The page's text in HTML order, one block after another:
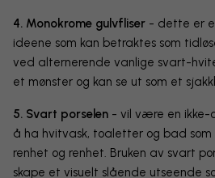
4. Monokrome gulvfliser - dette er
ideene som kan betraktes som
ved alternerende vanlige svart-
et mønster og kan se ut som et
5. Svart porselen - vil være en ikke-
å ha hvitvask, toaletter og bad som
renhet og renhet. Bruken av svart
skape et visuelt slående utseende